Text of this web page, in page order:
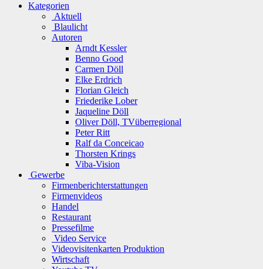
Kategorien
Aktuell
Blaulicht
Autoren
Arndt Kessler
Benno Good
Carmen Döll
Elke Erdrich
Florian Gleich
Friederike Lober
Jaqueline Döll
Oliver Döll, TVüberregional
Peter Ritt
Ralf da Conceicao
Thorsten Krings
Viba-Vision
Gewerbe
Firmenberichterstattungen
Firmenvideos
Handel
Restaurant
Pressefilme
Video Service
Videovisitenkarten Produktion
Wirtschaft